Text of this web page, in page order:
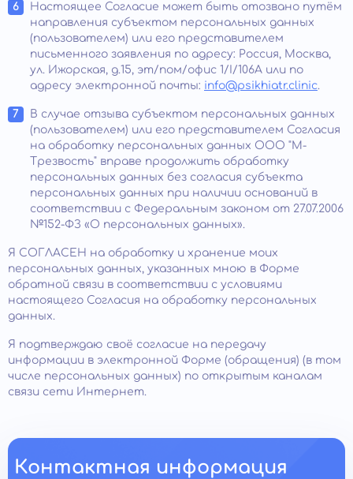
Настоящее Согласие может быть отозвано путём
направления субъектом персональных данных
(пользователем) или его представителем
письменного заявления по адресу: Россия, Москва,
ул. Ижорская, д.15, эт/пом/офис 1/I/106А или по
адресу электронной почты: info@psikhiatr.clinic.
В случае отзыва субъектом персональных данных
(пользователем) или его представителем Согласия
на обработку персональных данных ООО "М-
Трезвость" вправе продолжить обработку
персональных данных без согласия субъекта
персональных данных при наличии оснований в
соответствии с Федеральным законом от 27.07.2006
№152-ФЗ «О персональных данных».
Я СОГЛАСЕН на обработку и хранение моих
персональных данных, указанных мною в Форме
обратной связи в соответствии с условиями
настоящего Согласия на обработку персональных
данных.
Я подтверждаю своё согласие на передачу
информации в электронной Форме (обращения) (в том
числе персональных данных) по открытым каналам
связи сети Интернет.
Контактная информация